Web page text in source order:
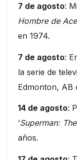
7 de agosto:
Hombre de
en 1974.
7 de agosto:
la serie de
Edmonton, AB
14 de agosto:
‘Superman:
años.